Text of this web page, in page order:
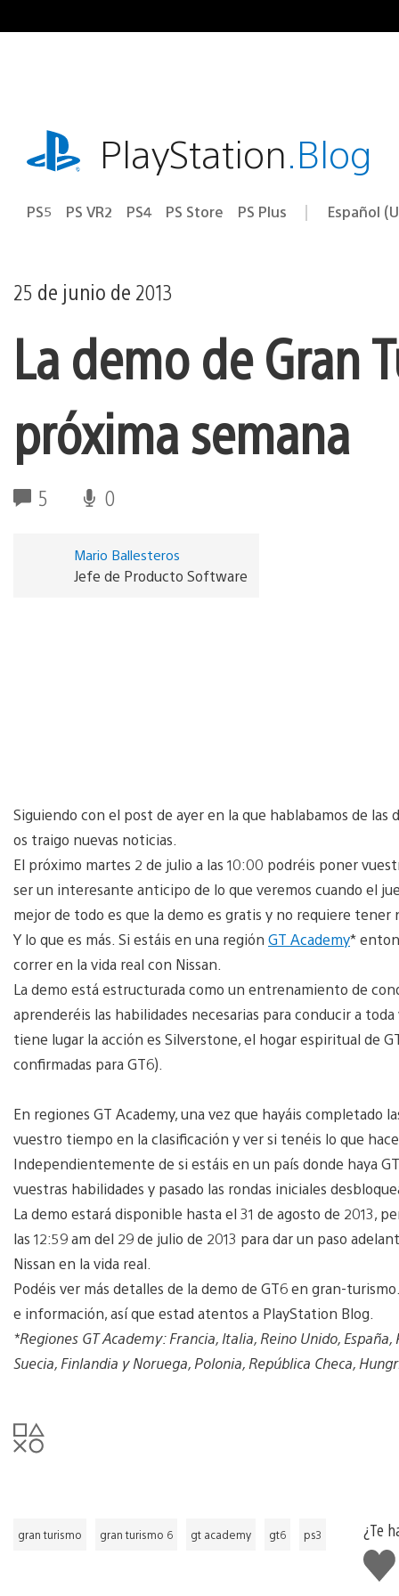
al
playstation.comPlayStation.Blog
PS5 PS VR2 PS4 PS Store PS Plus Región
Español
25 de junio de 2013
La demo de Gran
próxima semana
5 0
Mario Ballesteros
Jefe de Producto Software
Siguiendo con el post de ayer en la que hablabamos de las
os traigo nuevas noticias.
El próximo martes 2 de julio a las 10:00 podréis poner
ser un interesante anticipo de lo que veremos cuando el
mejor de todo es que la demo es gratis y no requiere tener
Y lo que es más. Si estáis en una región GT Academy*
correr en la vida real con Nissan.
La demo está estructurada como un entrenamiento de
aprenderéis las habilidades necesarias para conducir a
tiene lugar la acción es Silverstone, el hogar espiritual de
confirmadas para GT6).
En regiones GT Academy, una vez que hayáis
vuestro tiempo en la clasificación y ver si tenéis lo que
Independientemente de si estáis en un país donde haya
vuestras habilidades y pasado las rondas iniciales
La demo estará disponible hasta el 31 de agosto de 2013,
las 12:59 am del 29 de julio de 2013 para dar un paso
Nissan en la vida real.
Podéis ver más detalles de la demo de GT6 en gran-
e información, así que estad atentos a PlayStation Blog.
*Regiones GT Academy: Francia, Italia, Reino Unido,
Suecia, Finlandia y Noruega, Polonia, República Checa,
gran turismo gran turismo 6 gt academy gt6 ps3
¿Te
Me
gusta